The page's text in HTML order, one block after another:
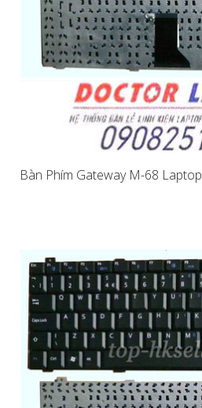
Bàn Phím Gateway M-68 Laptop